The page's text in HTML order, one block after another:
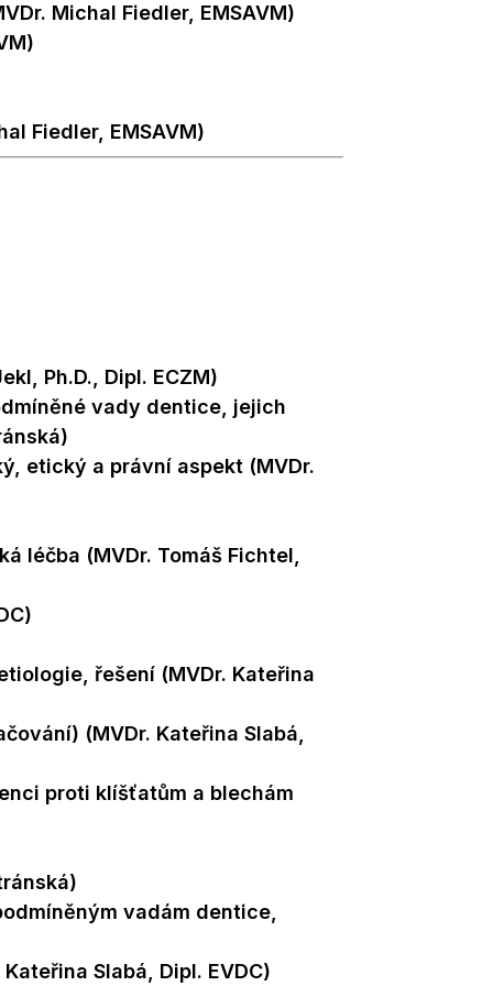
Michal Fiedler, EMSAVM)
Fiedler, EMSAVM)
Ph.D., Dipl. ECZM)
vady dentice, jejich
etický a právní aspekt (MVDr.
léčba (MVDr. Tomáš Fichtel,
řešení (MVDr. Kateřina
(MVDr. Kateřina Slabá,
proti klíšťatům a blechám
vadám dentice,
Slabá, Dipl. EVDC)